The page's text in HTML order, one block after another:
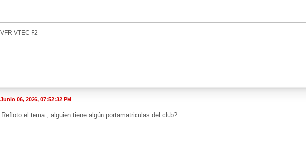
VFR VTEC F2
Junio 06, 2026, 07:52:32 PM
Refloto el tema , alguien tiene algún portamatriculas del club?